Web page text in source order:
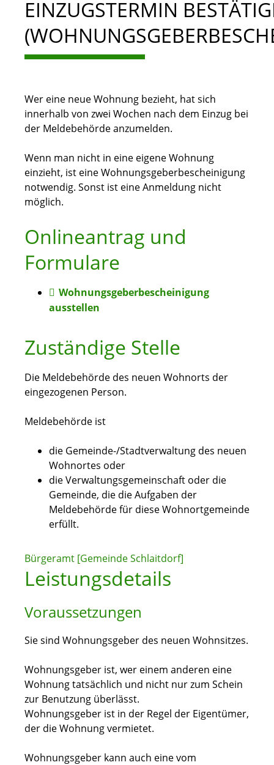
EINZUGSTERMIN
Wer eine neue Wohnung bezieht, hat sich
innerhalb von zwei Wochen nach dem Einzug bei
der Meldebehörde anzumelden.
Wenn man nicht in eine eigene Wohnung
einzieht, ist eine Wohnungsgeberbescheinigung
notwendig. Sonst ist eine Anmeldung nicht
möglich.
Onlineantrag und
Formulare
Wohnungsgeberbescheinigung
ausstellen
Zuständige Stelle
Die Meldebehörde des neuen Wohnorts der
eingezogenen Person.
Meldebehörde ist
die Gemeinde-/Stadtverwaltung des neuen
Wohnortes oder
die Verwaltungsgemeinschaft oder die
Gemeinde, die die Aufgaben der
Meldebehörde für diese Wohnortgemeinde
erfüllt.
Bürgeramt [Gemeinde Schlaitdorf]
Leistungsdetails
Voraussetzungen
Sie sind Wohnungsgeber des neuen Wohnsitzes.
Wohnungsgeber ist, wer einem anderen eine
Wohnung tatsächlich und nicht nur zum Schein
zur Benutzung überlässt.
Wohnungsgeber ist in der Regel der Eigentümer,
der die Wohnung vermietet.
Wohnungsgeber kann auch eine vom